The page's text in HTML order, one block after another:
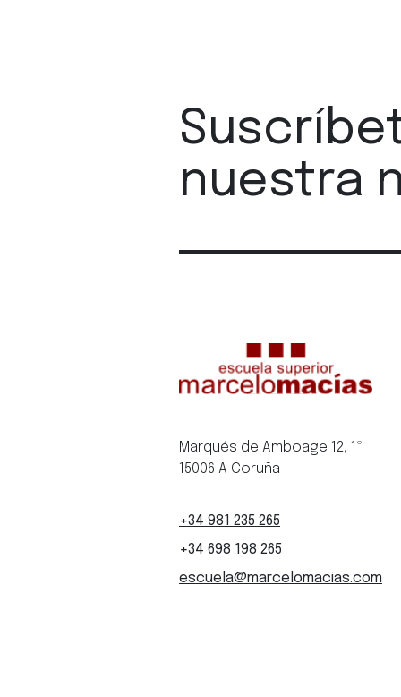
nuestra
Marqués de Amboage 12, 1º
15006 A Coruña
+34 981 235 265
+34 698 198 265
escuela@marcelomacias.com